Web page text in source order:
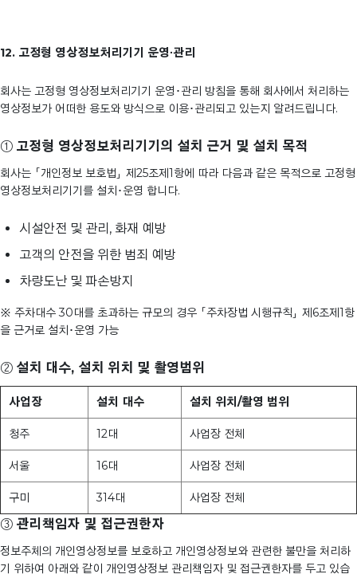
12. 고정형 영상정보처리기기 운영∙관리
회사는 고정형 영상정보처리기기 운영･관리 방침을 통해 회사에서 처리하는
영상정보가 어떠한 용도와 방식으로 이용･관리되고 있는지 알려드립니다.
① 고정형 영상정보처리기기의 설치 근거 및 설치 목적
회사는 「개인정보 보호법」 제25조제1항에 따라 다음과 같은 목적으로 고정형
영상정보처리기기를 설치･운영 합니다.
시설안전 및 관리, 화재 예방
고객의 안전을 위한 범죄 예방
차량도난 및 파손방지
※ 주차대수 30대를 초과하는 규모의 경우 「주차장법 시행규칙」 제6조제1항
을 근거로 설치･운영 가능
② 설치 대수, 설치 위치 및 촬영범위
사업장 설치 대수 설치 위치/촬영 범위
청주 12대 사업장 전체
서울 16대 사업장 전체
구미 314대 사업장 전체
③ 관리책임자 및 접근권한자
정보주체의 개인영상정보를 보호하고 개인영상정보와 관련한 불만을 처리하
기 위하여 아래와 같이 개인영상정보 관리책임자 및 접근권한자를 두고 있습